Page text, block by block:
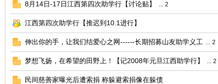
网
8月14日-17日江西第四次助学行【讨论贴】 ... 2
江西第四次助学行【推迟到10.1进行】
伸出你的手，让我们结爱心之网------长期招募山友助学义工 ... 2
梦想飞扬，在希望的田野上！【记2008年元旦江西助学行】 ... 2
民间慈善家曝光后遭索捐 称躲避索捐像在躲债